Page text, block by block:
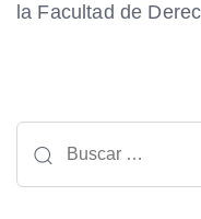
la Facultad de